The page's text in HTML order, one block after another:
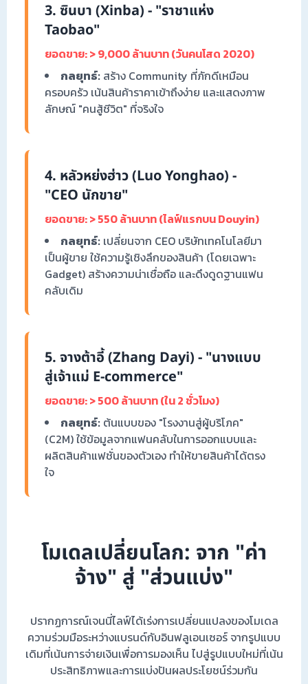
3. ซินบา (Xinba) - "ราชาแห่ง
Taobao"
ยอดขาย: > 9,000 ล้านบาท (วันคนโสด 2020)
กลยุทธ์: สร้าง Community ที่ภักดีเหมือน
ครอบครัว เน้นสินค้าราคาเข้าถึงง่าย และแสดงภาพ
ลักษณ์ "คนสู้ชีวิต" ที่จริงใจ
4. หลัวหย่งฮ่าว (Luo Yonghao) -
"CEO นักขาย"
ยอดขาย: > 550 ล้านบาท (ไลฟ์แรกบน Douyin)
กลยุทธ์: เปลี่ยนจาก CEO บริษัทเทคโนโลยีมา
เป็นผู้ขาย ใช้ความรู้เชิงลึกของสินค้า (โดยเฉพาะ
Gadget) สร้างความน่าเชื่อถือ และดึงดูดฐานแฟน
คลับเดิม
5. จางต้าอี้ (Zhang Dayi) - "นางแบบ
สู่เจ้าแม่ E-commerce"
ยอดขาย: > 500 ล้านบาท (ใน 2 ชั่วโมง)
กลยุทธ์: ต้นแบบของ "โรงงานสู่ผู้บริโภค"
(C2M) ใช้ข้อมูลจากแฟนคลับในการออกแบบและ
ผลิตสินค้าแฟชั่นของตัวเอง ทำให้ขายสินค้าได้ตรง
ใจ
โมเดลเปลี่ยนโลก: จาก "ค่า
จ้าง" สู่ "ส่วนแบ่ง"
ปรากฏการณ์เจนนี่ไลฟ์ได้เร่งการเปลี่ยนแปลงของโมเดล
ความร่วมมือระหว่างแบรนด์กับอินฟลูเอนเซอร์ จากรูปแบบ
เดิมที่เน้นการจ่ายเงินเพื่อการมองเห็น ไปสู่รูปแบบใหม่ที่เน้น
ประสิทธิภาพและการแบ่งปันผลประโยชน์ร่วมกัน